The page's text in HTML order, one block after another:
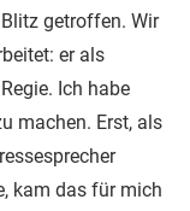
getroffen. Wir
er als
Ich habe
machen. Erst, als
kam das für mich